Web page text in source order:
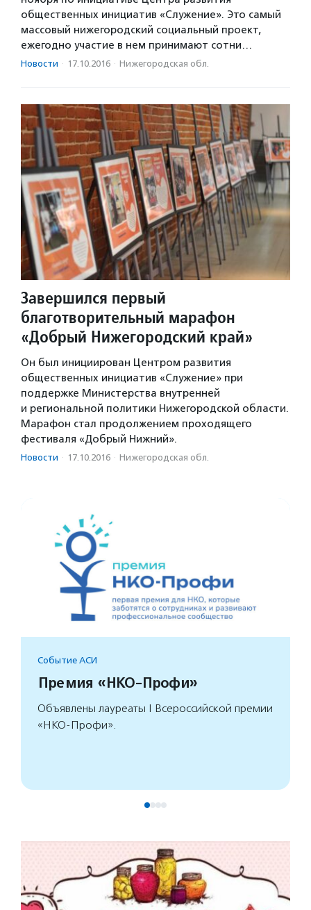
общественных инициатив «Служение». Это самый
массовый нижегородский социальный проект,
ежегодно участие в нем принимают сотни…
Новости · 17.10.2016 · Нижегородская обл.
Завершился первый
благотворительный марафон
«Добрый Нижегородский край»
Он был инициирован Центром развития
общественных инициатив «Служение» при
поддержке Министерства внутренней
и региональной политики Нижегородской области.
Марафон стал продолжением проходящего
фестиваля «Добрый Нижний».
Новости · 17.10.2016 · Нижегородская обл.
Событие АСИ
Премия «НКО-Профи»
Объявлены лауреаты I Всероссийской премии
«НКО-Профи».